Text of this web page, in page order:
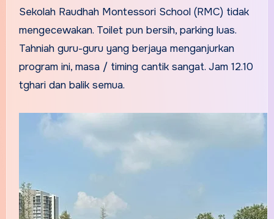
Sekolah Raudhah Montessori School (RMC) tidak
mengecewakan. Toilet pun bersih, parking luas.
Tahniah guru-guru yang berjaya menganjurkan
program ini, masa / timing cantik sangat. Jam 12.10
tghari dan balik semua.